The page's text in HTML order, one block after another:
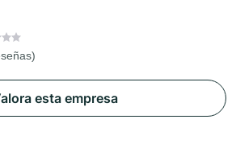
esta empresa